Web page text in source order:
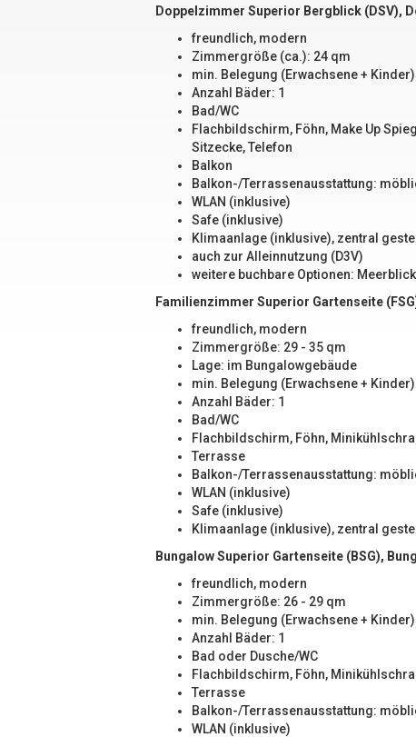
Doppelzimmer Superior Bergblick (DSV),
freundlich, modern
Zimmergröße (ca.): 24 qm
min. Belegung (Erwachsene +
Anzahl Bäder: 1
Bad/WC
Flachbildschirm, Föhn, Make Up
Sitzecke, Telefon
Balkon
Balkon-/Terrassenausstattung:
WLAN (inklusive)
Safe (inklusive)
Klimaanlage (inklusive), zentral
auch zur Alleinnutzung (D3V)
weitere buchbare Optionen: Meerblick
Familienzimmer Superior Gartenseite
freundlich, modern
Zimmergröße: 29 - 35 qm
Lage: im Bungalowgebäude
min. Belegung (Erwachsene +
Anzahl Bäder: 1
Bad/WC
Flachbildschirm, Föhn,
Terrasse
Balkon-/Terrassenausstattung:
WLAN (inklusive)
Safe (inklusive)
Klimaanlage (inklusive), zentral
Bungalow Superior Gartenseite (BSG),
freundlich, modern
Zimmergröße: 26 - 29 qm
min. Belegung (Erwachsene +
Anzahl Bäder: 1
Bad oder Dusche/WC
Flachbildschirm, Föhn,
Terrasse
Balkon-/Terrassenausstattung:
WLAN (inklusive)